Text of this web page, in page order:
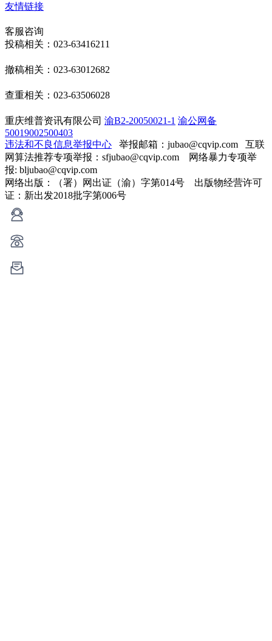
友情链接
客服咨询
投稿相关：023-63416211
撤稿相关：023-63012682
查重相关：023-63506028
重庆维普资讯有限公司 渝B2-20050021-1 渝公网备
50019002500403
违法和不良信息举报中心 举报邮箱：jubao@cqvip.com 互联
网算法推荐专项举报：sfjubao@cqvip.com 网络暴力专项举
报: bljubao@cqvip.com
网络出版：（署）网出证（渝）字第014号 出版物经营许可
证：新出发2018批字第006号